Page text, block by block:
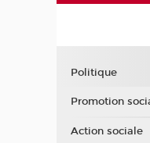
Politique
Promotion
Action sociale